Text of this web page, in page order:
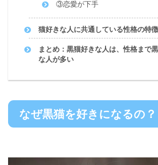
③恋愛が下手
猫好きな人に共通している性格の特徴
まとめ：黒猫好きな人は、性格まで
な人が多い
なぜ黒猫を好きになるの？